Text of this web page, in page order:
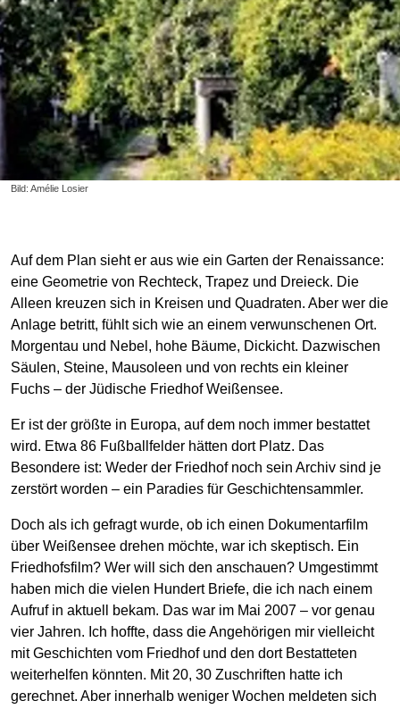
Bild: Amélie Losier
Auf dem Plan sieht er aus wie ein Garten der Renaissance:
eine Geometrie von Rechteck, Trapez und Dreieck. Die
Alleen kreuzen sich in Kreisen und Quadraten. Aber wer die
Anlage betritt, fühlt sich wie an einem verwunschenen Ort.
Morgentau und Nebel, hohe Bäume, Dickicht. Dazwischen
Säulen, Steine, Mausoleen und von rechts ein kleiner
Fuchs – der Jüdische Friedhof Weißensee.
Er ist der größte in Europa, auf dem noch immer bestattet
wird. Etwa 86 Fußballfelder hätten dort Platz. Das
Besondere ist: Weder der Friedhof noch sein Archiv sind je
zerstört worden – ein Paradies für Geschichtensammler.
Doch als ich gefragt wurde, ob ich einen Dokumentarfilm
über Weißensee drehen möchte, war ich skeptisch. Ein
Friedhofsfilm? Wer will sich den anschauen? Umgestimmt
haben mich die vielen Hundert Briefe, die ich nach einem
Aufruf in aktuell
bekam. Das war im Mai 2007 – vor genau
vier Jahren. Ich hoffte, dass die Angehörigen mir vielleicht
mit Geschichten vom Friedhof und den dort Bestatteten
weiterhelfen könnten. Mit 20, 30 Zuschriften hatte ich
gerechnet. Aber innerhalb weniger Wochen meldeten sich